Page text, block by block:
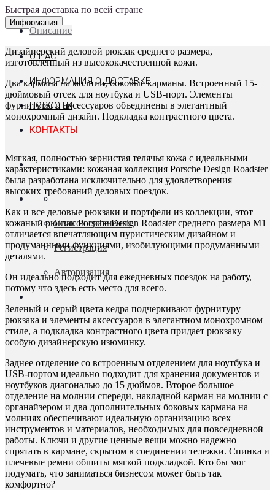
Информация
О НАС
ИНФОРМАЦИЯ О ДОСТАВКЕ
НОВОСТИ
КОНТАКТЫ
Список сравнения
Регистрация
Авторизация
Быстрая доставка по всей стране
Описание
Дизайнерский деловой рюкзак среднего размера,
изготовленный из высококачественной кожи.
Два кармана на молнии, боковые карманы. Встроенный 15-
дюймовый отсек для ноутбука и USB-порт. Элементы
фурнитуры и аксессуаров объединены в элегантный
монохромный дизайн. Подкладка контрастного цвета.
Мягкая, полностью зернистая телячья кожа с идеальными
характеристиками: кожаная коллекция Porsche Design Roadster
была разработана исключительно для удовлетворения
высоких требований деловых поездок.
Как и все деловые рюкзаки и портфели из коллекции, этот
кожаный рюкзак Porsche Design Roadster среднего размера M1
отличается впечатляющим пуристическим дизайном и
продуманными функциями, изобилующими продуманными
деталями.
Он идеально подходит для ежедневных поездок на работу,
потому что здесь есть место для всего.
Зеленый и серый цвета кедра подчеркивают фурнитуру
рюкзака и элементы аксессуаров в элегантном монохромном
стиле, а подкладка контрастного цвета придает рюкзаку
особую дизайнерскую изюминку.
Заднее отделение со встроенным отделением для ноутбука и
USB-портом идеально подходит для хранения документов и
ноутбуков диагональю до 15 дюймов. Второе большое
отделение на молнии спереди, накладной карман на молнии с
органайзером и два дополнительных боковых кармана на
молниях обеспечивают идеальную организацию всех
инструментов и материалов, необходимых для повседневной
работы. Ключи и другие ценные вещи можно надежно
спрятать в кармане, скрытом в соединении тележки. Спинка и
плечевые ремни обшиты мягкой подкладкой. Кто бы мог
подумать, что заниматься бизнесом может быть так
комфортно?